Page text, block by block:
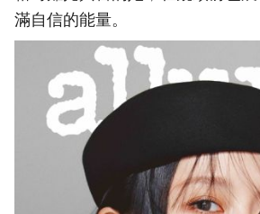
滿自信的能量。